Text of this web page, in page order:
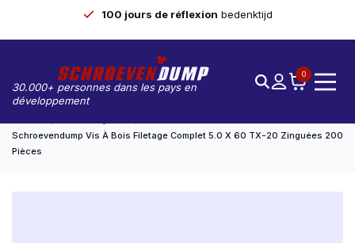
100 jours de réflexion bedenktijd
30.000+ personnes dans les pays en
développement
0
Schroevendump Vis À Bois Filetage Complet 5.0 X 60 TX-20 Zinguées 200
Pièces